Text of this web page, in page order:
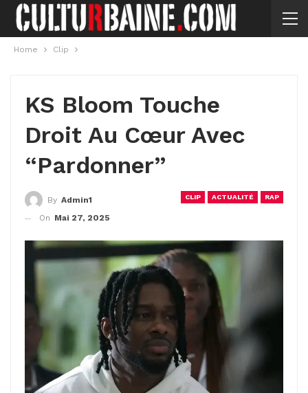
Home Clip
KS Bloom Touche
Droit Au Cœur Avec
“Pardonner”
CLIP ACTUALITÉ RAP
By Admin1
On Mai 27, 2025